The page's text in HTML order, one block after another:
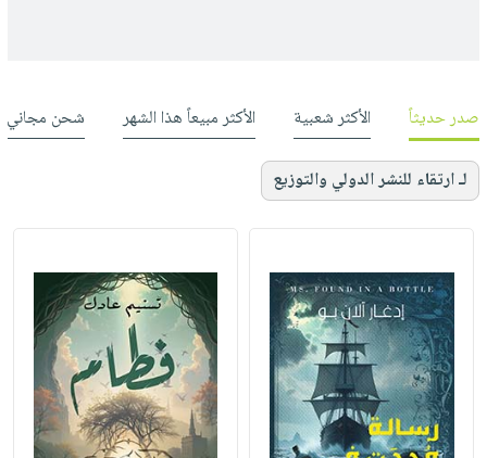
صدر حديثاً الأكثر شعبية الأكثر مبيعاً هذا الشهر شحن مجاني
لـ ارتقاء للنشر الدولي والتوزيع